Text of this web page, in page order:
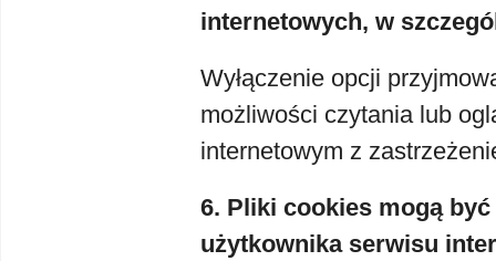
internetowych, w
Wyłączenie opcji
możliwości czytania lub
internetowym z
6. Pliki cookies mogą
użytkownika serwisu